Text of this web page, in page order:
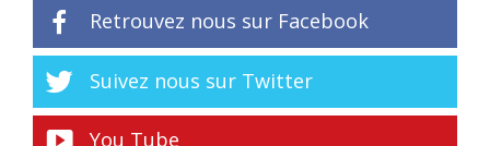
Retrouvez nous sur Facebook
Suivez nous sur Twitter
You Tube